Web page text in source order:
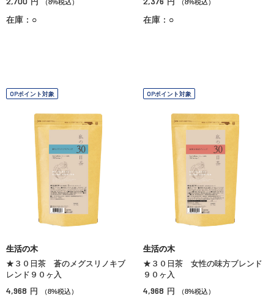
（8%税込）
在庫：○
（8%税込）
在庫：○
OPポイント対象
生活の木
★３０日茶 蒼のメグスリノキブ
レンド９０ヶ入
4,968 円 （8%税込）
OPポイント対象
生活の木
★３０日茶 女性の味方ブレンド
９０ヶ入
4,968 円 （8%税込）